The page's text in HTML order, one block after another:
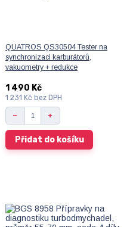
QUATROS QS30504 Tester na
synchronizaci karburátorů,
vakuometry + redukce
1 490 Kč
1 231 Kč bez DPH
Přidat do košíku